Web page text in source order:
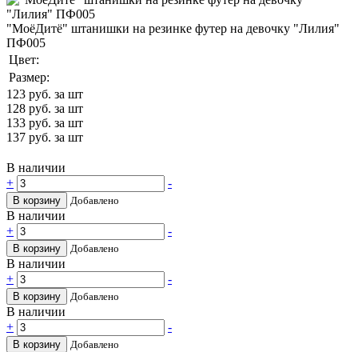
"МоёДитё" штанишки на резинке футер на девочку "Лилия"
ПФ005
Цвет:
Размер:
123 руб. за шт
128 руб. за шт
133 руб. за шт
137 руб. за шт
В наличии
+
-
В корзину Добавлено
В наличии
+
-
В корзину Добавлено
В наличии
+
-
В корзину Добавлено
В наличии
+
-
В корзину Добавлено